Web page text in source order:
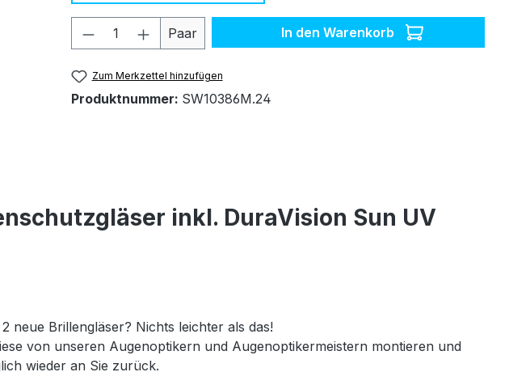
Produkt Anzahl: Gib den gewünschten Wert
Paar In den Warenkorb
Zum Merkzettel hinzufügen
Produktnummer: SW10386M.24
inkl. DuraVision Sun UV
neue Brillengläser? Nichts leichter als das!
von unseren Augenoptikern und Augenoptikermeistern montieren und
wieder an Sie zurück.